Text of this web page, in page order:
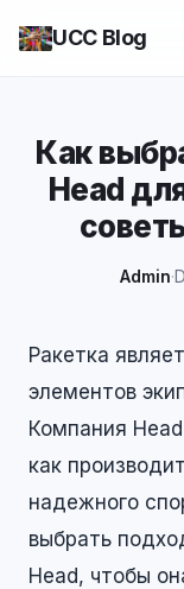
UCC Blog
Как
Head
Admin·
Ракетка
элементов
Компания
как
надежного
выбрать
Head, чтобы